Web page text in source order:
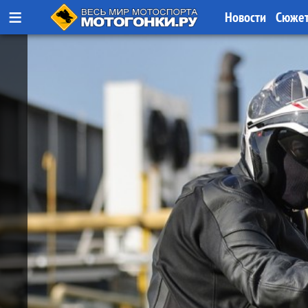
≡ Новости